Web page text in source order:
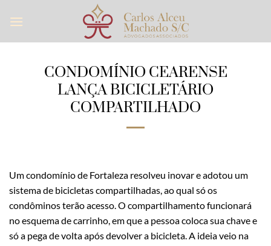
CONDOMÍNIO CEARENSE
LANÇA BICICLETÁRIO
COMPARTILHADO
Um condomínio de Fortaleza resolveu inovar e adotou um
sistema de bicicletas compartilhadas, ao qual só os
condôminos terão acesso. O compartilhamento funcionará
no esquema de carrinho, em que a pessoa coloca sua chave e
só a pega de volta após devolver a bicicleta. A ideia veio na